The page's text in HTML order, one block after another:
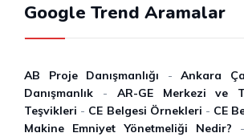
Google Trend Aramalar
AB Proje Danışmanlığı - Ankara
Danışmanlık - AR-GE Merkezi ve
Teşvikleri - CE Belgesi Örnekleri - CE
Makine Emniyet Yönetmeliği Nedir?